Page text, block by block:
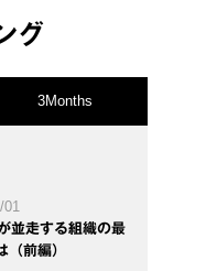
グ
3Months
01
並走する組織の最
（前編）